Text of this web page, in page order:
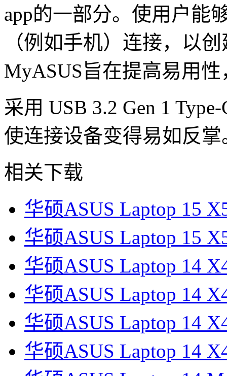
app的一部分。使用户能
（例如手机）连接，以
MyASUS旨在提高易用
采用 USB 3.2 Gen 1
使连接设备变得易如反掌
相关下载
华硕ASUS Laptop 15
华硕ASUS Laptop 15
华硕ASUS Laptop 14
华硕ASUS Laptop 14
华硕ASUS Laptop 14
华硕ASUS Laptop 14